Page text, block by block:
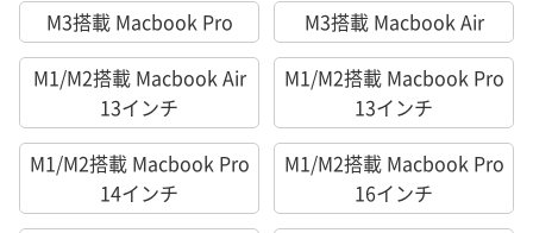
M3搭載 Macbook Pro
M3搭載 Macbook Air
M1/M2搭載 Macbook Air
13インチ
M1/M2搭載 Macbook Pro
13インチ
M1/M2搭載 Macbook Pro
14インチ
M1/M2搭載 Macbook Pro
16インチ